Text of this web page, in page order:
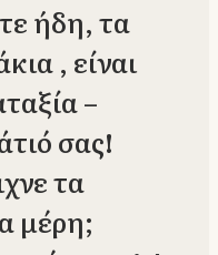
ήδη, τα
, είναι
–
σας!
τα
μέρη;